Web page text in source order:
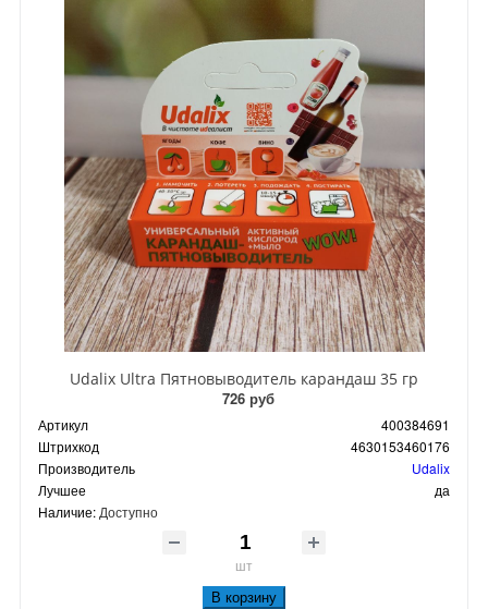
Udalix Ultra Пятновыводитель карандаш 35 гр
726 руб
Артикул
400384691
Штрихкод
4630153460176
Производитель
Udalix
Лучшее
да
Наличие: Доступно
шт
В корзину